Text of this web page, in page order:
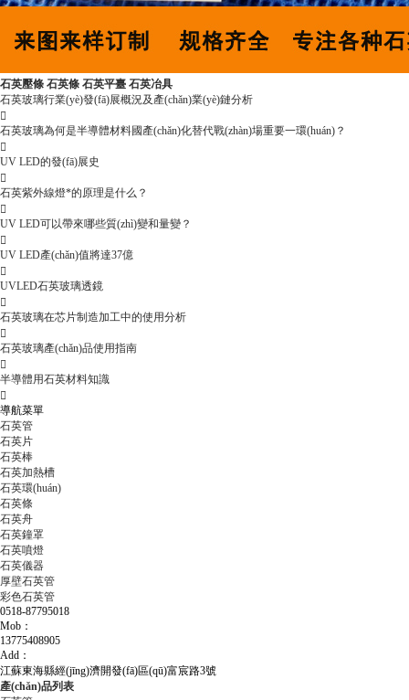
石英壓條 石英條 石英平臺 石英冶具
石英玻璃行業(yè)發(fā)展概況及產(chǎn)業(yè)鏈分析

石英玻璃為何是半導體材料國產(chǎn)化替代戰(zhàn)場重要一環(huán)？

UV LED的發(fā)展史

石英紫外線燈*的原理是什么？

UV LED可以帶來哪些質(zhì)變和量變？

UV LED產(chǎn)值將達37億

UVLED石英玻璃透鏡

石英玻璃在芯片制造加工中的使用分析

石英玻璃產(chǎn)品使用指南

半導體用石英材料知識

導航菜單
石英管
石英片
石英棒
石英加熱槽
石英環(huán)
石英條
石英舟
石英鐘罩
石英噴燈
石英儀器
厚壁石英管
彩色石英管
0518-87795018
Mob：
13775408905
Add：
江蘇東海縣經(jīng)濟開發(fā)區(qū)富宸路3號
產(chǎn)品列表